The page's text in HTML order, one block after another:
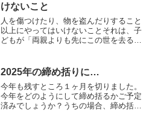
けないこと
人を傷つけたり、物を盗んだりすること
以上にやってはいけないことそれは、子
どもが「両親よりも先にこの世を去る」
胸が張り裂けそうな痛みに襲われます。
自分が親になってから、特...
2025年の締め括りに…
今年も残すところ１ヶ月を切りました。
今年をどのようにして締め括るかご予定
済みでしょうか？うちの場合、締め括り